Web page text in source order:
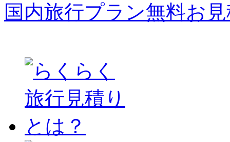
国内旅行プラン無料お